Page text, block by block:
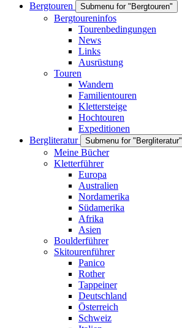
Bergtouren
Submenu for "Bergtouren"
Bergtoureninfos
Tourenbedingungen
News
Links
Ausrüstung
Touren
Wandern
Familientouren
Klettersteige
Hochtouren
Expeditionen
Bergliteratur
Submenu for "Bergliteratur"
Meine Bücher
Kletterführer
Europa
Australien
Nordamerika
Südamerika
Afrika
Asien
Boulderführer
Skitourenführer
Panico
Rother
Tappeiner
Deutschland
Österreich
Schweiz